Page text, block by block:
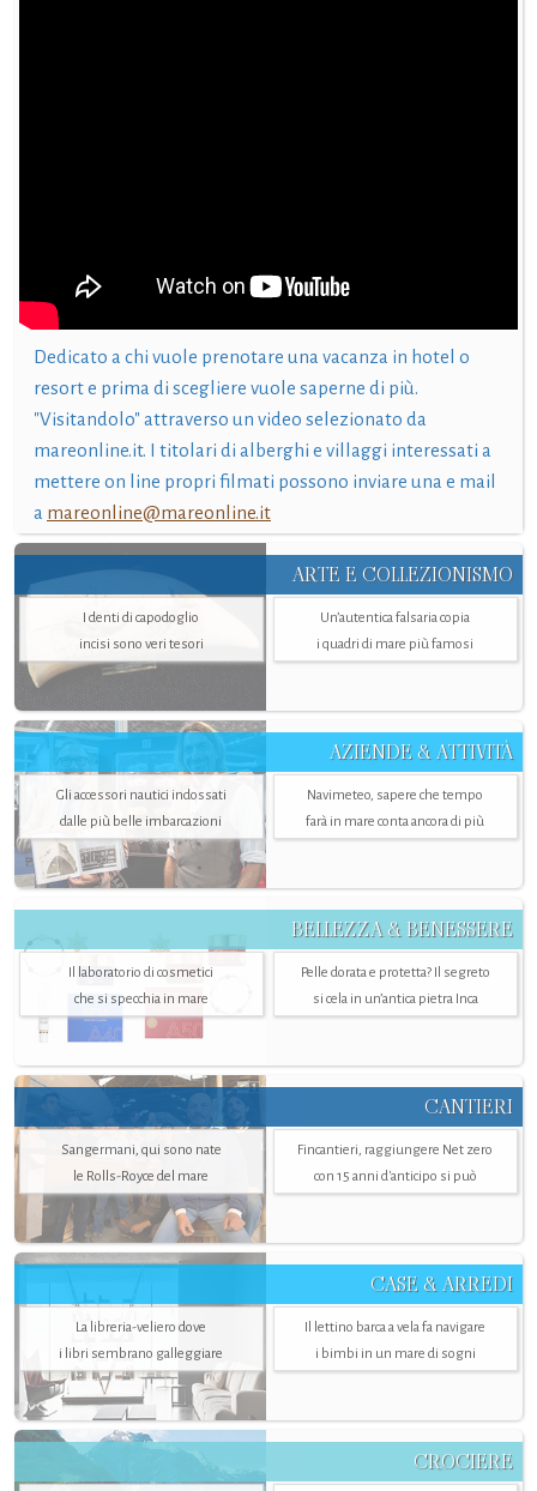
Dedicato a chi vuole prenotare una vacanza in hotel o
resort e prima di scegliere vuole saperne di più.
"Visitandolo" attraverso un video selezionato da
mareonline.it. I titolari di alberghi e villaggi interessati a
mettere on line propri filmati possono inviare una e mail
a mareonline@mareonline.it
ARTE E COLLEZIONISMO
I denti di capodoglio
incisi sono veri tesori
Un’autentica falsaria copia
i quadri di mare più famosi
AZIENDE & ATTIVITÀ
Gli accessori nautici indossati
dalle più belle imbarcazioni
Navimeteo, sapere che tempo
farà in mare conta ancora di più
BELLEZZA & BENESSERE
Il laboratorio di cosmetici
che si specchia in mare
Pelle dorata e protetta? Il segreto
si cela in un’antica pietra Inca
CANTIERI
Sangermani, qui sono nate
le Rolls-Royce del mare
Fincantieri, raggiungere Net zero
con 15 anni d'anticipo si può
CASE & ARREDI
La libreria-veliero dove
i libri sembrano galleggiare
Il lettino barca a vela fa navigare
i bimbi in un mare di sogni
CROCIERE